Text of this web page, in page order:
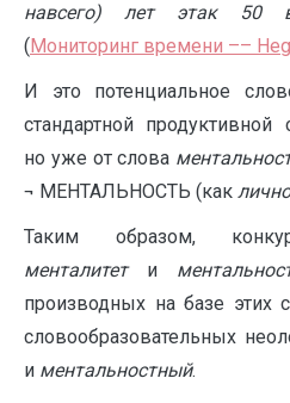
навсего) лет этак 50
(Мониторинг времени ––
И это потенциальное
стандартной
но уже от слова
¬ МЕНТАЛЬНОСТЬ (как
Таким образом,
менталитети
производных на базе этих
словообразовательных
и ментальностный.